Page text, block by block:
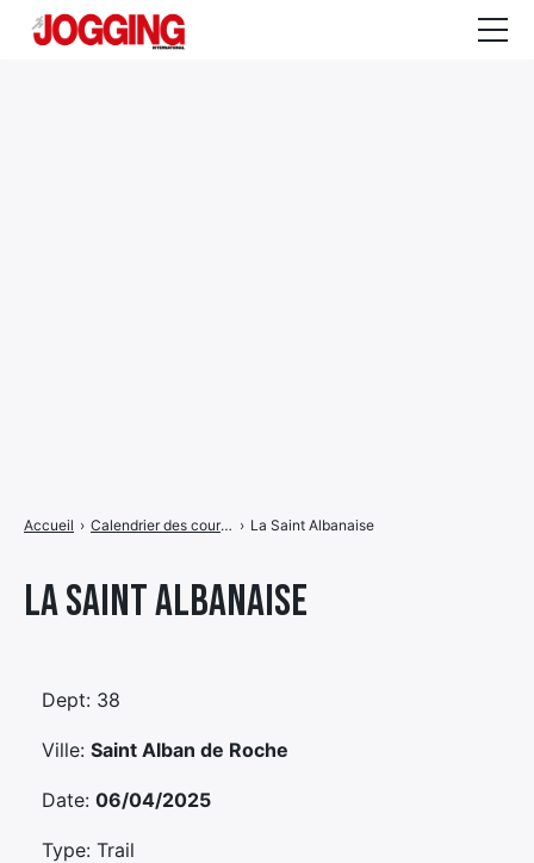
La Saint Albanaise
Accueil › Calendrier des courses › La Saint Albanaise
Dept: 38
Ville: Saint Alban de Roche
Date: 06/04/2025
Type: Trail
de
Élément